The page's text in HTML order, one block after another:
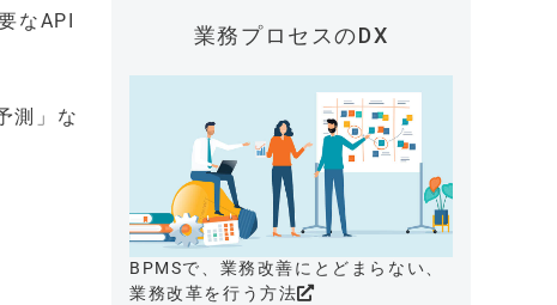
なAPI
測」な
業務プロセスのDX
BPMSで、業務改善にとどまらない、
業務改革を行う方法